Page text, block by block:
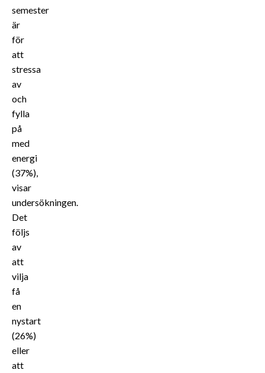
semester
är
för
att
stressa
av
och
fylla
på
med
energi
(37%),
visar
undersökningen.
Det
följs
av
att
vilja
få
en
nystart
(26%)
eller
att